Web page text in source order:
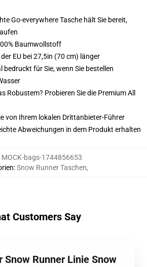
Go-everywhere Tasche hält Sie bereit,
Baumwollstoff
EU bei 27,5in (70 cm) länger
bedruckt für Sie, wenn Sie bestellen
Robustem? Probieren Sie die Premium All
von Ihrem lokalen Drittanbieter-Führer
Abweichungen in dem Produkt erhalten
MOCK-bags-1744856653
:Snow Runner Taschen,
Customers Say
Snow Runner Linie Snow